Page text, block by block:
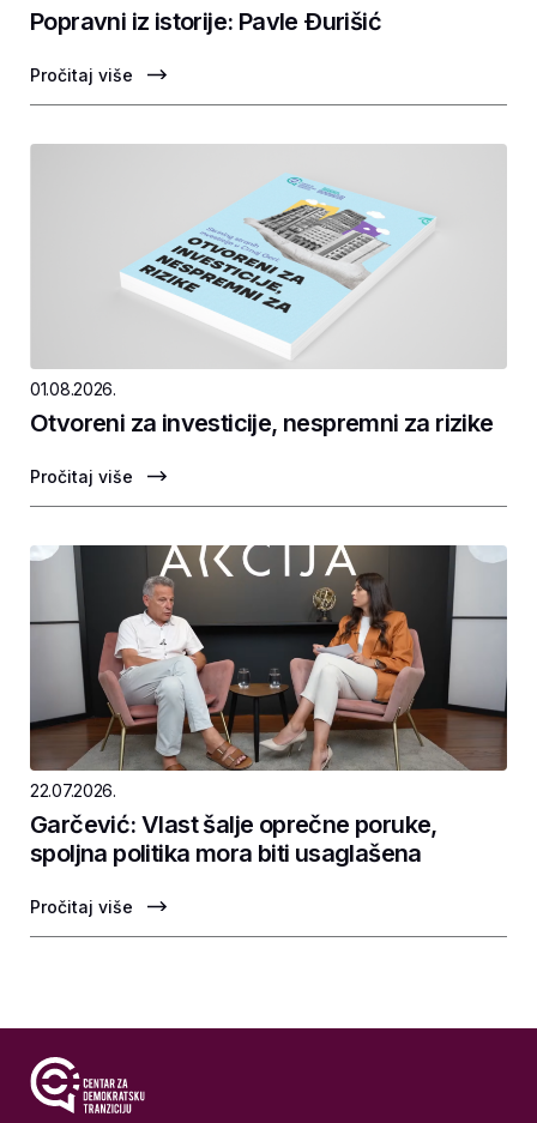
Popravni iz istorije: Pavle Ðurišić
Pročitaj više
01.08.2026.
Otvoreni za investicije, nespremni za rizike
Pročitaj više
22.07.2026.
Garčević: Vlast šalje oprečne poruke,
spoljna politika mora biti usaglašena
Pročitaj više